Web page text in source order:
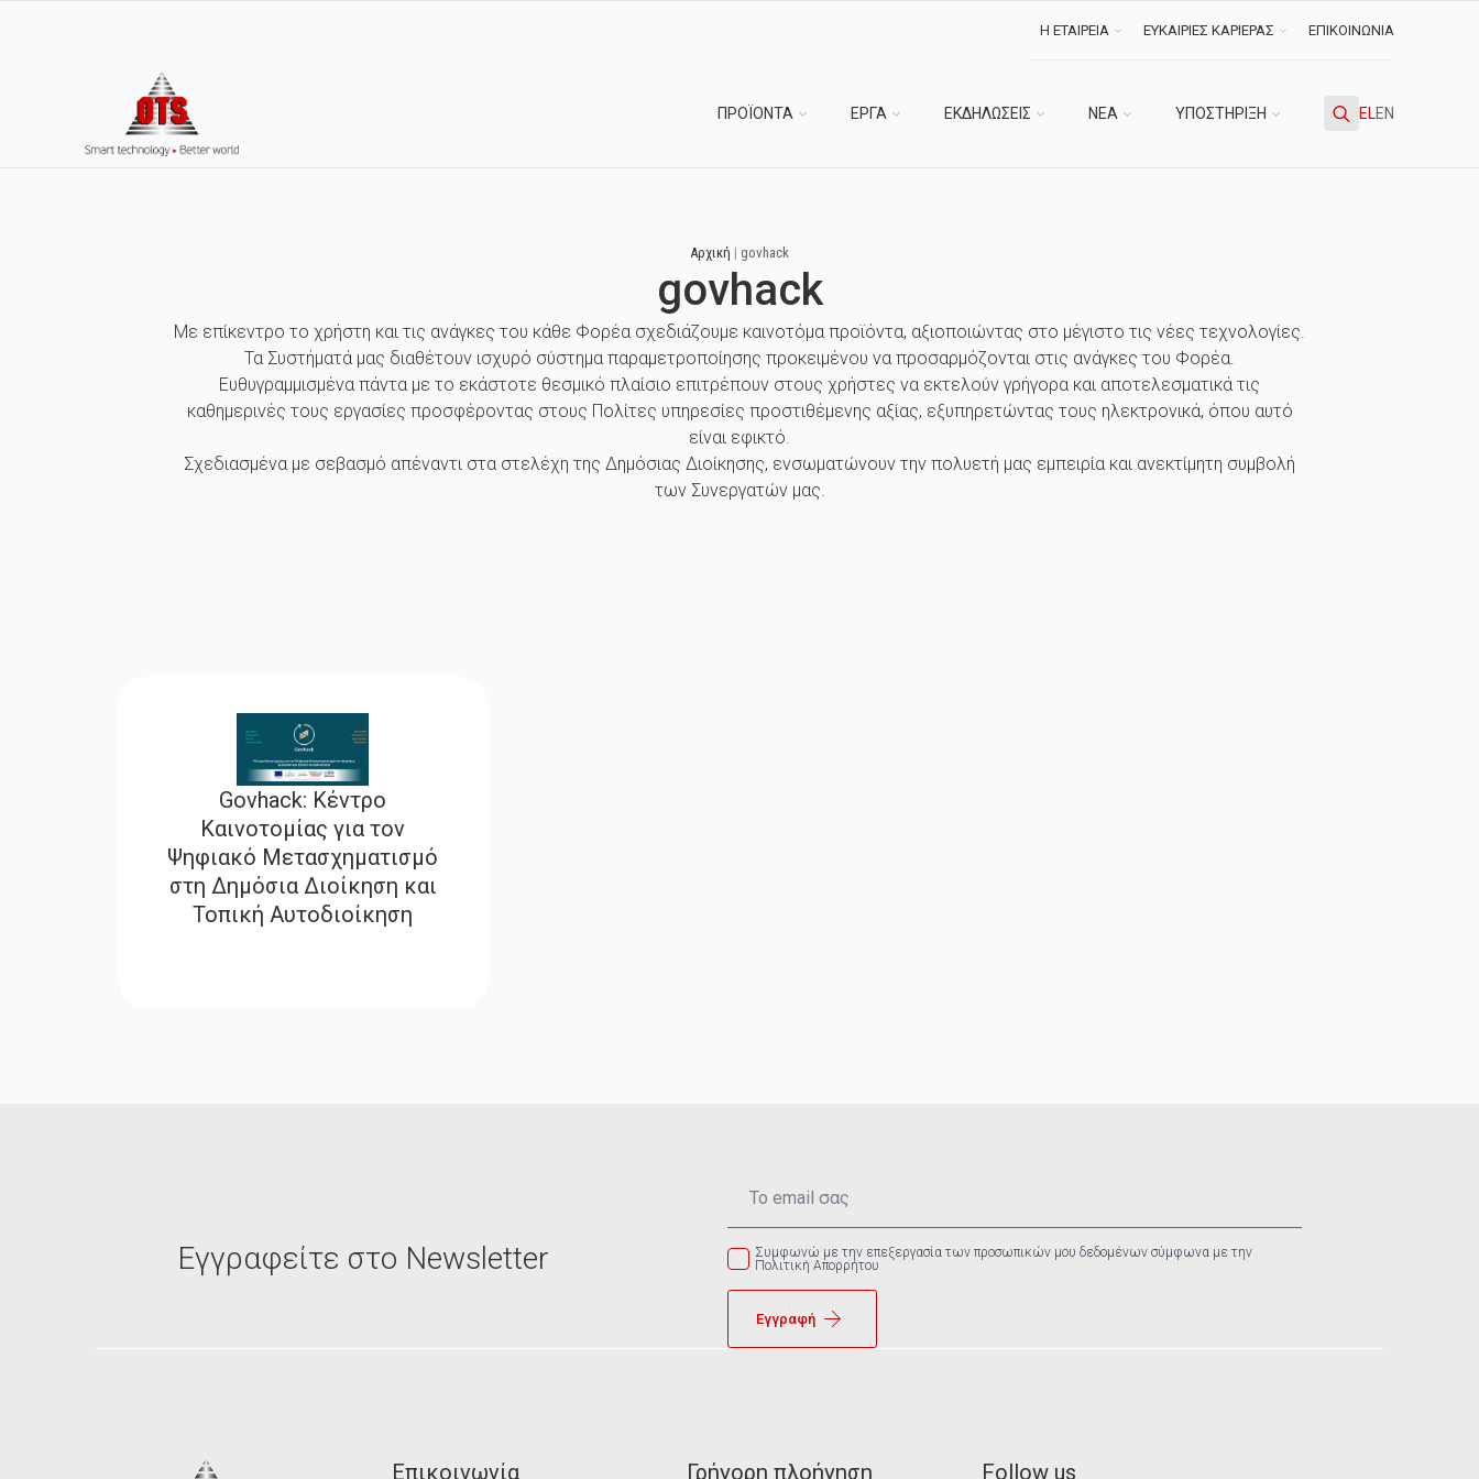
Η ΕΤΑΙΡΕΙΑ ΕΥΚΑΙΡΙΕΣ ΚΑΡΙΕΡΑΣ ΕΠΙΚΟΙΝΩΝΙΑ
ΠΡΟΪΟΝΤΑ ΕΡΓΑ ΕΚΔΗΛΩΣΕΙΣ ΝΕΑ ΥΠΟΣΤΗΡΙΞΗ ELEN
Αρχική | govhack
govhack
Με επίκεντρο το χρήστη και τις ανάγκες του κάθε Φορέα σχεδιάζουμε καινοτόμα προϊόντα, αξιοποιώντας στο μέγιστο τις νέες τεχνολογίες.
Τα Συστήματά μας διαθέτουν ισχυρό σύστημα παραμετροποίησης προκειμένου να προσαρμόζονται στις ανάγκες του Φορέα.
Ευθυγραμμισμένα πάντα με το εκάστοτε θεσμικό πλαίσιο επιτρέπουν στους χρήστες να εκτελούν γρήγορα και αποτελεσματικά τις
καθημερινές τους εργασίες προσφέροντας στους Πολίτες υπηρεσίες προστιθέμενης αξίας, εξυπηρετώντας τους ηλεκτρονικά, όπου αυτό
είναι εφικτό.
Σχεδιασμένα με σεβασμό απέναντι στα στελέχη της Δημόσιας Διοίκησης, ενσωματώνουν την πολυετή μας εμπειρία και ανεκτίμητη συμβολή
των Συνεργατών μας.
Govhack: Κέντρο
Καινοτομίας για τον
Ψηφιακό Μετασχηματισμό
στη Δημόσια Διοίκηση και
Τοπική Αυτοδιοίκηση
Εγγραφείτε στο Newsletter
Συμφωνώ με την επεξεργασία των προσωπικών μου δεδομένων σύμφωνα με την
Πολιτική Απορρήτου
Εγγραφή
Επικοινωνία Γρήγορη πλοήγηση Follow us